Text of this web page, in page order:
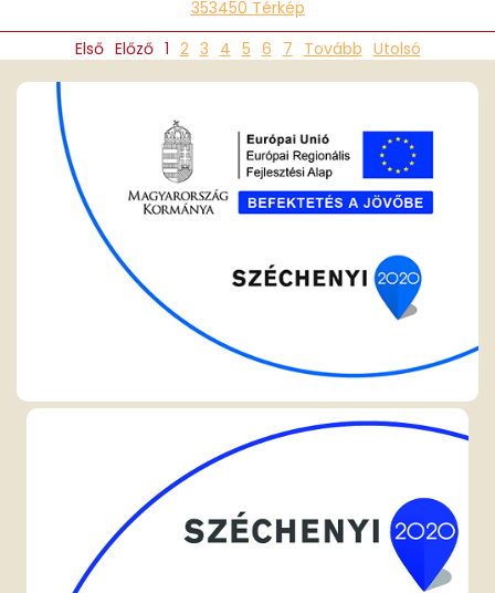
353450 Térkép
Első Előző 1 2 3 4 5 6 7 Tovább Utolsó